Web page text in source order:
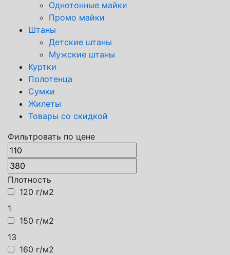
Однотонные майки
Промо майки
Штаны
Детские штаны
Мужские штаны
Куртки
Полотенца
Сумки
Жилеты
Товары со скидкой
Фильтровать по цене
Плотность
120 г/м2
1
150 г/м2
13
160 г/м2